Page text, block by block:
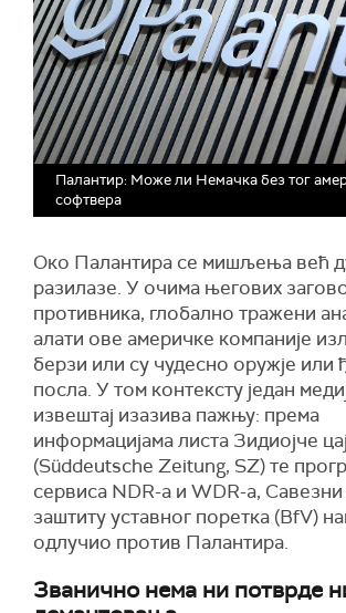
Палантир: Може ли Немачка без тог
софтвера
Око Палантира се мишљења већ
разилазе. У очима његових
противника, глобално тражени
алати ове америчке компаније
берзи или су чудесно оружје или
посла. У том контексту један
извештај изазива пажњу: према
информацијама листа Зидиојче
(Süddeutsche Zeitung, SZ) те
сервиса NDR-а и WDR-а,
заштиту уставног поретка (BfV)
одлучио против Палантира.
Званично нема ни потврде